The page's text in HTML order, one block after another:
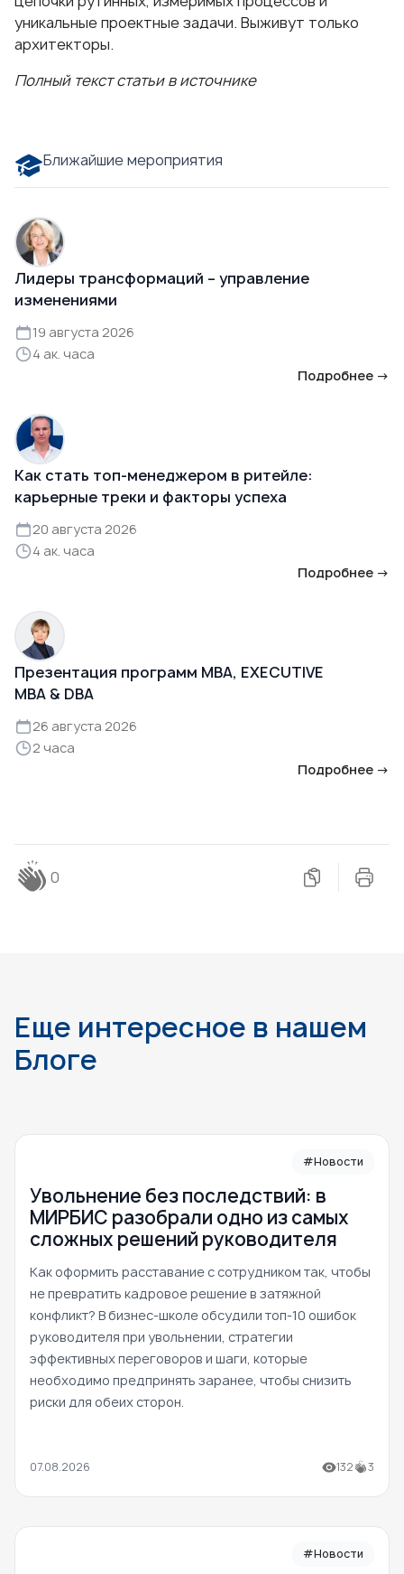
уникальные проектные задачи. Выживут только
архитекторы.
Полный текст статьи в источнике
Ближайшие мероприятия
Лидеры трансформаций – управление
изменениями
19 августа 2026
4 ак. часа
Подробнее →
Как стать топ-менеджером в ритейле:
карьерные треки и факторы успеха
20 августа 2026
4 ак. часа
Подробнее →
Презентация программ MBA, EXECUTIVE
MBA & DBA
26 августа 2026
2 часа
Подробнее →
0
Еще интересное в нашем
Блоге
#Новости
Увольнение без последствий: в
МИРБИС разобрали одно из самых
сложных решений руководителя
Как оформить расставание с сотрудником так, чтобы
не превратить кадровое решение в затяжной
конфликт? В бизнес-школе обсудили топ-10 ошибок
руководителя при увольнении, стратегии
эффективных переговоров и шаги, которые
необходимо предпринять заранее, чтобы снизить
риски для обеих сторон.
07.08.2026 132 3
#Новости